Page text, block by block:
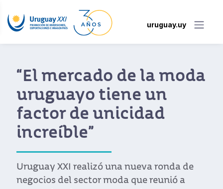
uruguay.uy
“El mercado de la moda
uruguayo tiene un
factor de unicidad
increíble”
Uruguay XXI realizó una nueva ronda de
negocios del sector moda que reunió a